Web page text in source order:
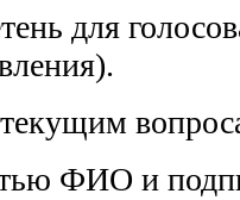
для
ФИО и